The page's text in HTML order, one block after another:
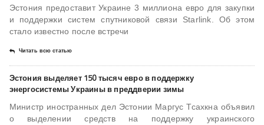
Эстония предоставит Украине 3 миллиона евро для закупки
и поддержки систем спутниковой связи Starlink. Об этом
стало известно после встречи
Читать всю статью
Эстония выделяет 150 тысяч евро в поддержку
энергосистемы Украины в преддверии зимы
Министр иностранных дел Эстонии Маргус Тсахкна объявил
о выделении средств на поддержку украинского